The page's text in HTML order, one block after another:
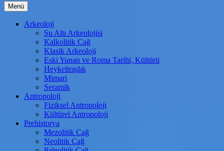
Menü İçeriğe
atla
Arkeoloji
Su Altı Arkeolojisi
Kalkolitik Çağ
Klasik Arkeoloji
Eski Yunan ve Roma Tarihi, Kültürü
Heykeltraşlık
Mimari
Seramik
Antropoloji
Fiziksel Antropoloji
Kültürel Antropoloji
Prehistorya
Mezolitik Çağ
Neolitik Çağ